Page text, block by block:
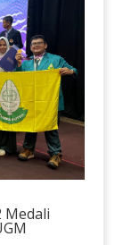
Medali